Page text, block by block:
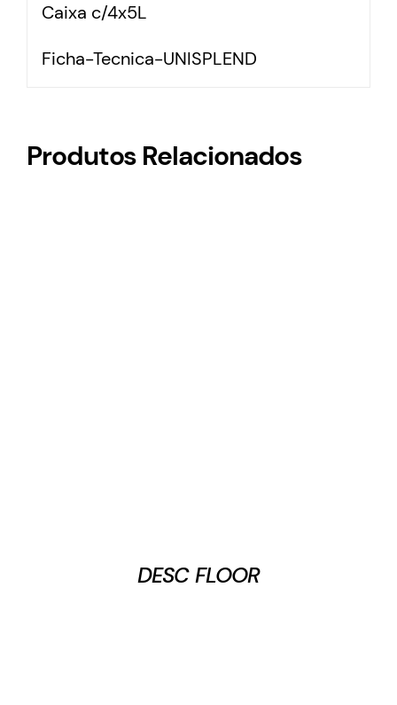
Caixa c/4x5L
Ficha-Tecnica-UNISPLEND
Produtos Relacionados
DESC FLOOR